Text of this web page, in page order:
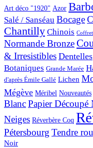
Art déco "1920" Azor
Salé / Sanséau Bocage
Chantilly Chinois
Normande Bronze
& Irresistibles Dentelles
Botaniques Grande Marée
d'après Émile Gallé Lichen
Mégève Méribel Nouveautés
BlancPapier Découpé
Neiges Réverbère Coq
Pétersbourg Tendre
Noir